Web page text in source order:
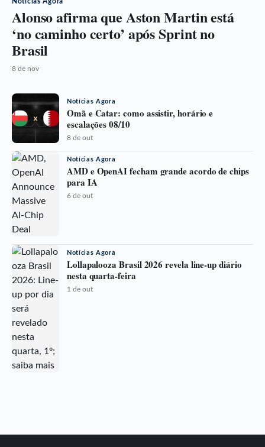
Alonso afirma que Aston Martin está
‘no caminho certo’ após Sprint no
Brasil
8 de nov
Notícias Agora
Omã e Catar: como assistir, horário e
escalações 08/10
8 de out
Notícias Agora
AMD e OpenAI fecham grande acordo de chips
para IA
6 de out
Notícias Agora
Lollapalooza Brasil 2026 revela line-up diário
nesta quarta-feira
1 de out